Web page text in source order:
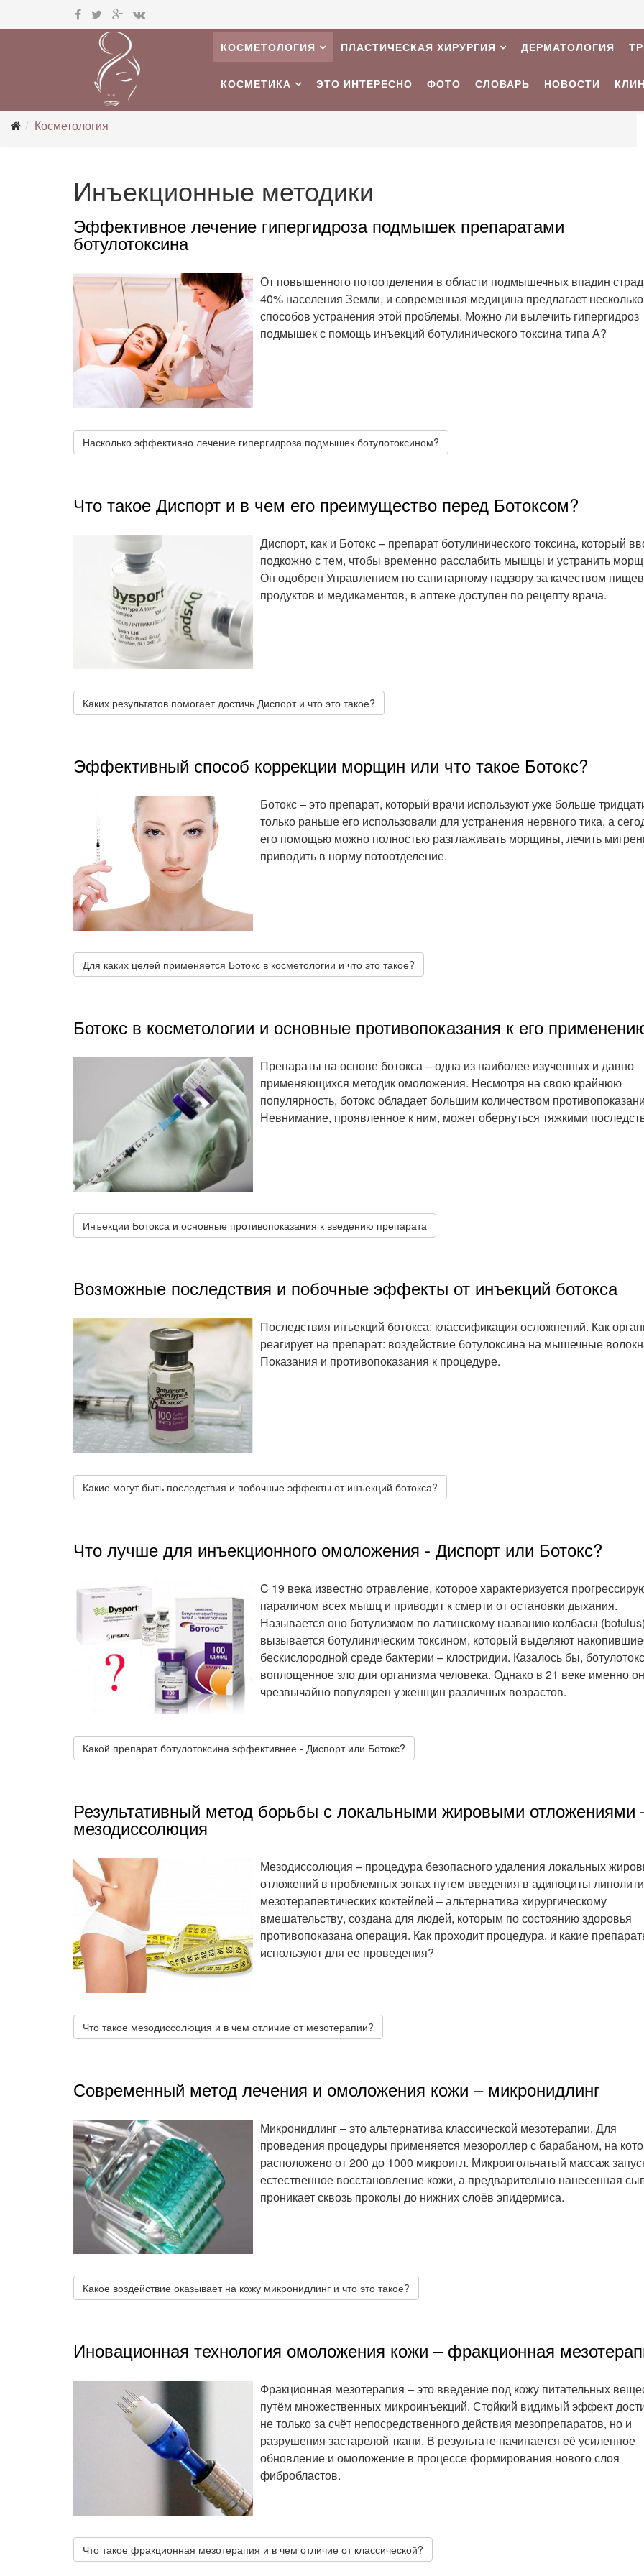
КОСМЕТОЛОГИЯ ПЛАСТИЧЕСКАЯ ХИРУРГИЯ ДЕРМАТОЛОГИЯ
КОСМЕТИКА ЭТО ИНТЕРЕСНО ФОТО СЛОВАРЬ НОВОСТИ
Косметология
Инъекционные методики
Эффективное лечение гипергидроза подмышек препаратами
ботулотоксина
От повышенного потоотделения в области подмышечных впадин
40% населения Земли, и современная медицина предлагает несколько
способов устранения этой проблемы. Можно ли вылечить гипергидроз
подмышек с помощь инъекций ботулинического токсина типа А?
Насколько эффективно лечение гипергидроза подмышек ботулотоксином?
Что такое Диспорт и в чем его преимущество перед Ботоксом?
Диспорт, как и Ботокс – препарат ботулинического токсина, который
подкожно с тем, чтобы временно расслабить мышцы и устранить
Он одобрен Управлением по санитарному надзору за качеством
продуктов и медикаментов, в аптеке доступен по рецепту врача.
Каких результатов помогает достичь Диспорт и что это такое?
Эффективный способ коррекции морщин или что такое Ботокс?
Ботокс – это препарат, который врачи используют уже больше
только раньше его использовали для устранения нервного тика, а
его помощью можно полностью разглаживать морщины, лечить
приводить в норму потоотделение.
Для каких целей применяется Ботокс в косметологии и что это такое?
Ботокс в косметологии и основные противопоказания к его
Препараты на основе ботокса – одна из наиболее изученных и давно
применяющихся методик омоложения. Несмотря на свою крайнюю
популярность, ботокс обладает большим количеством
Невнимание, проявленное к ним, может обернуться тяжкими
Инъекции Ботокса и основные противопоказания к введению препарата
Возможные последствия и побочные эффекты от инъекций ботокса
Последствия инъекций ботокса: классификация осложнений. Как
реагирует на препарат: воздействие ботулоксина на мышечные
Показания и противопоказания к процедуре.
Какие могут быть последствия и побочные эффекты от инъекций ботокса?
Что лучше для инъекционного омоложения - Диспорт или Ботокс?
C 19 века известно отравление, которое характеризуется
параличом всех мышц и приводит к смерти от остановки дыхания.
Называется оно ботулизмом по латинскому названию колбасы
вызывается ботулиническим токсином, который выделяют
бескислородной среде бактерии – клостридии. Казалось бы,
воплощенное зло для организма человека. Однако в 21 веке именно
чрезвычайно популярен у женщин различных возрастов.
Какой препарат ботулотоксина эффективнее - Диспорт или Ботокс?
Результативный метод борьбы с локальными жировыми отложениями
мезодиссолюция
Мезодиссолюция – процедура безопасного удаления локальных
отложений в проблемных зонах путем введения в адипоциты
мезотерапевтических коктейлей – альтернатива хирургическому
вмешательству, создана для людей, которым по состоянию здоровья
противопоказана операция. Как проходит процедура, и какие
используют для ее проведения?
Что такое мезодиссолюция и в чем отличие от мезотерапии?
Современный метод лечения и омоложения кожи – микронидлинг
Микронидлинг – это альтернатива классической мезотерапии. Для
проведения процедуры применяется мезороллер с барабаном, на
расположено от 200 до 1000 микроигл. Микроигольчатый массаж
естественное восстановление кожи, а предварительно нанесенная
проникает сквозь проколы до нижних слоёв эпидермиса.
Какое воздействие оказывает на кожу микронидлинг и что это такое?
Иновационная технология омоложения кожи – фракционная
Фракционная мезотерапия – это введение под кожу питательных
путём множественных микроинъекций. Стойкий видимый эффект
не только за счёт непосредственного действия мезопрепаратов, но и
разрушения застарелой ткани. В результате начинается её усиленное
обновление и омоложение в процессе формирования нового слоя
фибробластов.
Что такое фракционная мезотерапия и в чем отличие от классической?